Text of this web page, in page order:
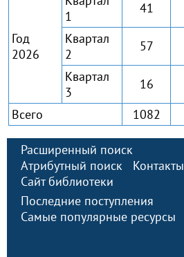
Год
2026
1
41
Квартал
2
57
Квартал
3
16
Всего
1082
Расширенный поиск
Атрибутный поиск
Контакты
Сайт библиотеки
Последние поступления
Самые популярные ресурсы